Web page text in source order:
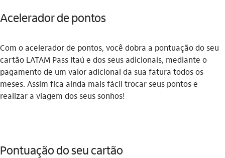
Acelerador de pontos
Com o acelerador de pontos, você dobra a pontuação do seu
cartão LATAM Pass Itaú e dos seus adicionais, mediante o
pagamento de um valor adicional da sua fatura todos os
meses. Assim fica ainda mais fácil trocar seus pontos e
realizar a viagem dos seus sonhos!
Pontuação do seu cartão